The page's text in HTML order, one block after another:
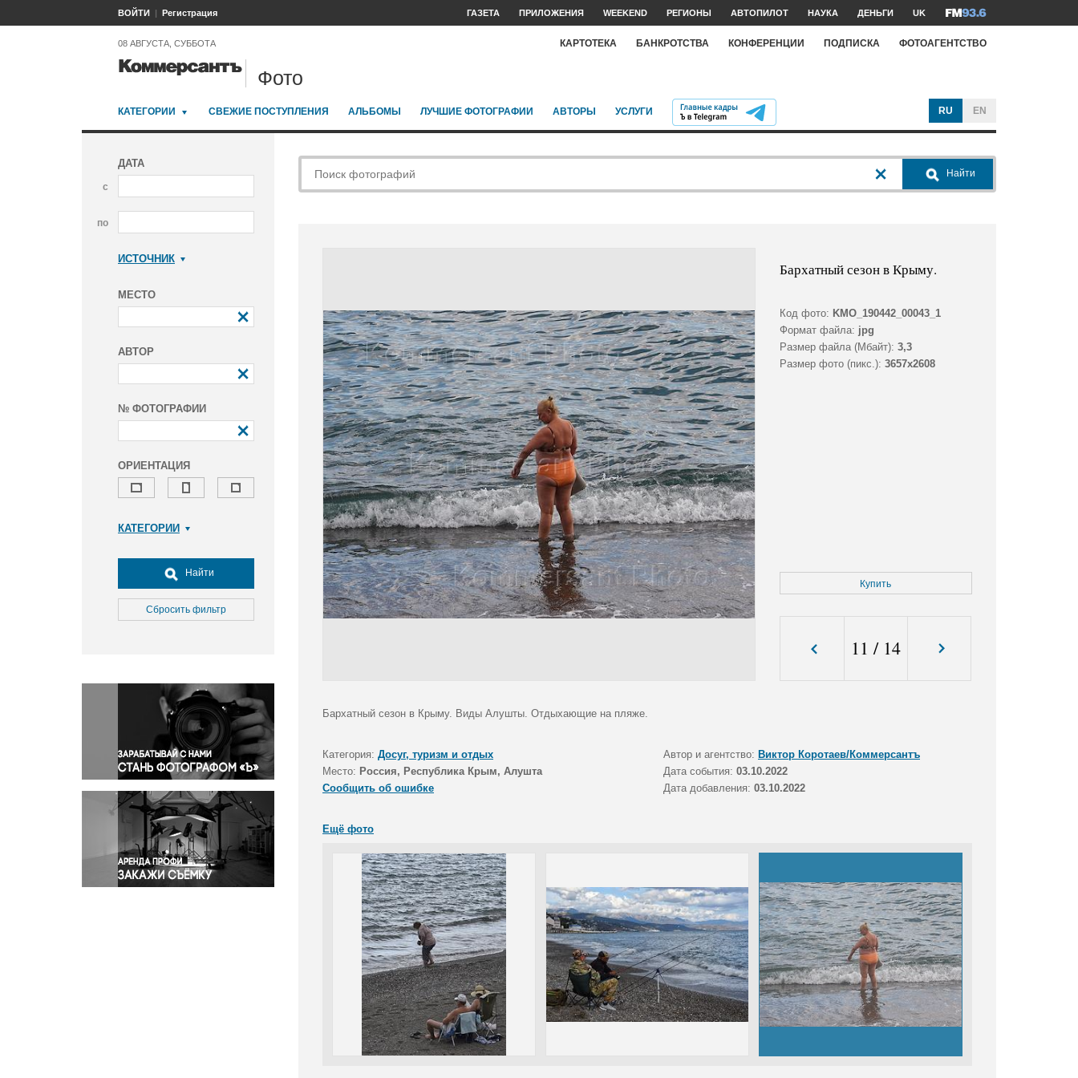
ВОЙТИ Регистрация ГАЗЕТА ПРИЛОЖЕНИЯ WEEKEND РЕГИОНЫ АВТОПИЛОТ НАУКА ДЕНЬГИ UK
08 АВГУСТА, СУББОТА КАРТОТЕКА БАНКРОТСТВА КОНФЕРЕНЦИИ ПОДПИСКА ФОТОАГЕНТСТВО
Фото
КАТЕГОРИИ СВЕЖИЕ ПОСТУПЛЕНИЯ АЛЬБОМЫ ЛУЧШИЕ ФОТОГРАФИИ АВТОРЫ УСЛУГИ RU EN
ДАТА
с
по
ИСТОЧНИК
МЕСТО
АВТОР
№ ФОТОГРАФИИ
ОРИЕНТАЦИЯ
КАТЕГОРИИ
Досуг, туризм и отдых
Культура
Медицина
Окружающая среда
Политика
Правосудие
Происшествия и конфликты
Религия
Светская жизнь
Спорт
Экология
Экономика и бизнес
Найти
Сбросить фильтр
Найти
Бархатный сезон в Крыму.
Код фото: KMO_190442_00043_1
Формат файла: jpg
Размер файла (Мбайт): 3,3
Размер фото (пикс.): 3657x2608
Купить
11 / 14
Бархатный сезон в Крыму. Виды Алушты. Отдыхающие на пляже.
Категория: Досуг, туризм и отдых Автор и агентство: Виктор Коротаев/Коммерсантъ
Место: Россия, Республика Крым, Алушта Дата события: 03.10.2022
Сообщить об ошибке
Дата добавления: 03.10.2022
Ещё фото